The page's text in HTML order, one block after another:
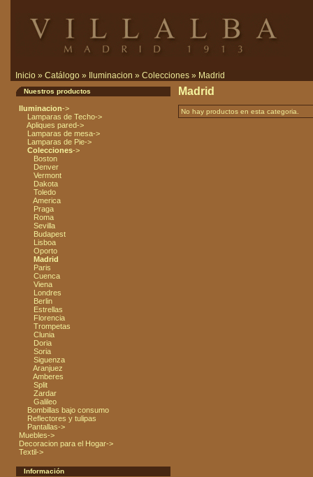
Inicio » Catálogo » Iluminacion » Colecciones » Madrid
Nuestros productos
Iluminacion->
Lamparas de Techo->
Apliques pared->
Lamparas de mesa->
Lamparas de Pie->
Colecciones->
Boston
Denver
Vermont
Dakota
Toledo
America
Praga
Roma
Sevilla
Budapest
Lisboa
Oporto
Madrid
Paris
Cuenca
Viena
Londres
Berlin
Estrellas
Florencia
Trompetas
Clunia
Doria
Soria
Siguenza
Aranjuez
Amberes
Split
Zardar
Galileo
Bombillas bajo consumo
Reflectores y tulipas
Pantallas->
Muebles->
Decoracion para el Hogar->
Textil->
Información
Madrid
No hay productos en esta categoria.